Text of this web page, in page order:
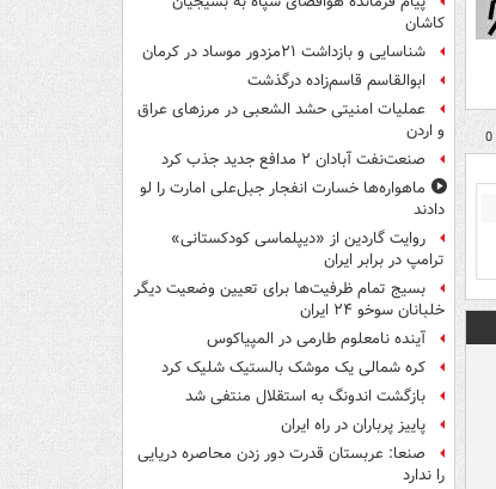
کاشان
شناسایی و بازداشت ۲۱مزدور موساد در کرمان
ابوالقاسم قاسم‌زاده درگذشت
عملیات امنیتی حشد الشعبی در مرزهای عراق
و اردن
صنعت‌نفت آبادان ۲ مدافع جدید جذب کرد
ماهواره‌ها خسارت انفجار جبل‌علی امارت را لو
دادند
روایت گاردین از «دیپلماسی کودکستانی»
ترامپ در برابر ایران
بسیج تمام ظرفیت‌ها برای تعیین وضعیت دیگر
خلبانان سوخو ۲۴ ایران
آینده نامعلوم طارمی در المپیاکوس
کره شمالی یک موشک بالستیک شلیک کرد
بازگشت اندونگ به استقلال منتفی شد
پاییز پرباران در راه ایران
صنعا: عربستان قدرت دور زدن محاصره دریایی
را ندارد